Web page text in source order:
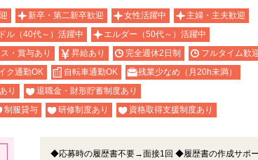
新卒・第二新卒歓迎 女性活躍中
主婦・主夫歓迎
ル（40代～）活躍中
エルダー（50代～）活躍中
・賞与あり 昇給あり 完全週休2日制
フルタイム歓
ク通勤OK 自転車通勤OK
残業少なめ（月20h未満）
り
退職金・財形貯蓄制度あり
制服貸与 研修制度あり 資格取得支援制度あり
◆応募時の履歴書不要→面接1回 ◆履歴書の作成サポ